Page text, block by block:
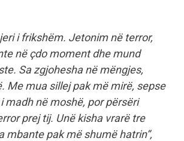
i frikshëm. Jetonim në terror,
në çdo moment dhe mund
Sa zgjohesha në mëngjes,
Me mua sillej pak më mirë, sepse
madh në moshë, por përsëri
prej tij. Unë kisha vrarë tre
mbante pak më shumë hatrin”,